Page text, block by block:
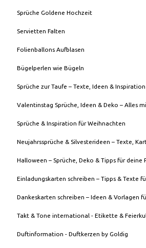
Sprüche Goldene Hochzeit
Servietten Falten
Folienballons Aufblasen
Bügelperlen wie Bügeln
Sprüche zur Taufe – Texte, Ideen & Inspiration
Valentinstag Sprüche, Ideen & Deko – Alles
Sprüche & Inspiration für Weihnachten
Neujahrssprüche & Silvesterideen – Texte,
Halloween – Sprüche, Deko & Tipps für deine
Einladungskarten schreiben – Tipps & Texte
Dankeskarten schreiben – Ideen & Vorlagen
Takt & Tone international - Etikette &
Duftinformation - Duftkerzen by Goldig